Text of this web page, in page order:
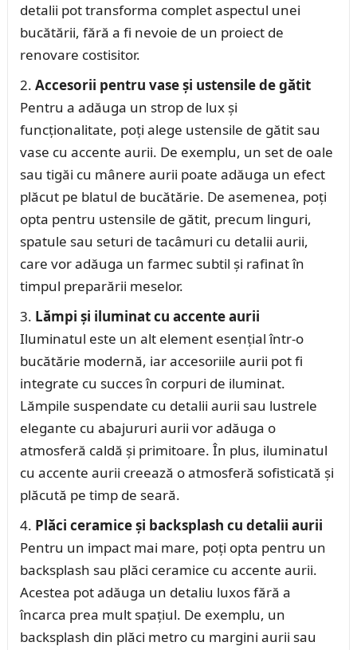
detalii pot transforma complet aspectul unei
bucătării, fără a fi nevoie de un proiect de
renovare costisitor.
Accesorii pentru vase și ustensile de gătit
Pentru a adăuga un strop de lux și
funcționalitate, poți alege ustensile de gătit sau
vase cu accente aurii. De exemplu, un set de oale
sau tigăi cu mânere aurii poate adăuga un efect
plăcut pe blatul de bucătărie. De asemenea, poți
opta pentru ustensile de gătit, precum linguri,
spatule sau seturi de tacâmuri cu detalii aurii,
care vor adăuga un farmec subtil și rafinat în
timpul preparării meselor.
Lămpi și iluminat cu accente aurii
Iluminatul este un alt element esențial într-o
bucătărie modernă, iar accesoriile aurii pot fi
integrate cu succes în corpuri de iluminat.
Lămpile suspendate cu detalii aurii sau lustrele
elegante cu abajururi aurii vor adăuga o
atmosferă caldă și primitoare. În plus, iluminatul
cu accente aurii creează o atmosferă sofisticată și
plăcută pe timp de seară.
Plăci ceramice și backsplash cu detalii aurii
Pentru un impact mai mare, poți opta pentru un
backsplash sau plăci ceramice cu accente aurii.
Acestea pot adăuga un detaliu luxos fără a
încarca prea mult spațiul. De exemplu, un
backsplash din plăci metro cu margini aurii sau